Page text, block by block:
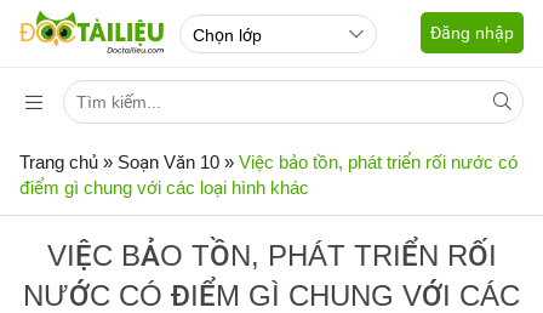
Đăng nhập
Trang chủ » Soạn Văn 10 » Việc bảo tồn, phát triển rối nước có
điểm gì chung với các loại hình khác
VIỆC BẢO TỒN, PHÁT TRIỂN RỐI
NƯỚC CÓ ĐIỂM GÌ CHUNG VỚI CÁC